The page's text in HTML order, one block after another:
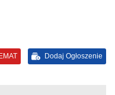
Dodaj Ogłoszenie